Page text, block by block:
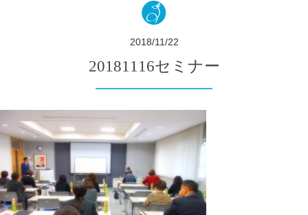
2018/11/22
20181116セミナー